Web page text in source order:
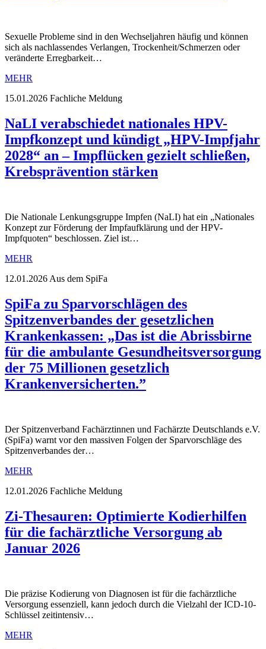
Sexuelle Probleme sind in den Wechseljahren häufig und können
sich als nachlassendes Verlangen, Trockenheit/Schmerzen oder
veränderte Erregbarkeit…
MEHR
15.01.2026 Fachliche Meldung
NaLI verabschiedet nationales HPV-
Impfkonzept und kündigt „HPV-Impfjahr
2028“ an – Impflücken gezielt schließen,
Krebsprävention stärken
Die Nationale Lenkungsgruppe Impfen (NaLI) hat ein „Nationales
Konzept zur Förderung der Impfaufklärung und der HPV-
Impfquoten“ beschlossen. Ziel ist…
MEHR
12.01.2026 Aus dem SpiFa
SpiFa zu Sparvorschlägen des
Spitzenverbandes der gesetzlichen
Krankenkassen: „Das ist die Abrissbirne
für die ambulante Gesundheitsversorgung
der 75 Millionen gesetzlich
Krankenversicherten.”
Der Spitzenverband Fachärztinnen und Fachärzte Deutschlands e.V.
(SpiFa) warnt vor den massiven Folgen der Sparvorschläge des
Spitzenverbandes der…
MEHR
12.01.2026 Fachliche Meldung
Zi-Thesauren: Optimierte Kodierhilfen
für die fachärztliche Versorgung ab
Januar 2026
Die präzise Kodierung von Diagnosen ist für die fachärztliche
Versorgung essenziell, kann jedoch durch die Vielzahl der ICD-10-
Schlüssel zeitintensiv…
MEHR